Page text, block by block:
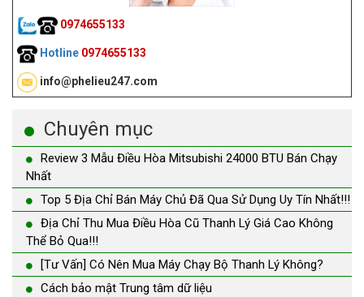
0974655133
Hotline 0974655133
info@phelieu247.com
Chuyên mục
Review 3 Mẫu Điều Hòa Mitsubishi 24000 BTU Bán Chạy
Nhất
Top 5 Địa Chỉ Bán Máy Chủ Đã Qua Sử Dụng Uy Tín Nhất!!!
Địa Chỉ Thu Mua Điều Hòa Cũ Thanh Lý Giá Cao Không
Thể Bỏ Qua!!!
[Tư Vấn] Có Nên Mua Máy Chạy Bộ Thanh Lý Không?
Cách bảo mật Trung tâm dữ liệu